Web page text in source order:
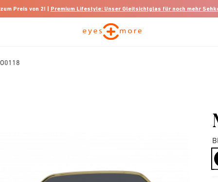
Preis von 2! | Premium Lifestyle: Unser Gleitsichtglas für noch mehr